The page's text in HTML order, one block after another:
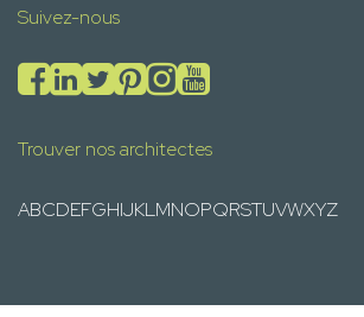
Suivez-nous
Trouver nos architectes
ABCDEFGHIJKLMNOPQRSTUVWXYZ